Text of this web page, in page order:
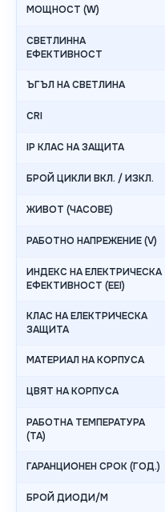
МОЩНОСТ (W)
СВЕТЛИННА
ЕФЕКТИВНОСТ
ЪГЪЛ НА СВЕТЛИНА
CRI
IP КЛАС НА ЗАЩИТА
БРОЙ ЦИКЛИ ВКЛ. / ИЗКЛ.
ЖИВОТ (ЧАСОВЕ)
РАБОТНО НАПРЕЖЕНИЕ (V)
ИНДЕКС НА ЕЛЕКТРИЧЕСКА
ЕФЕКТИВНОСТ (EEI)
КЛАС НА ЕЛЕКТРИЧЕСКА
ЗАЩИТА
МАТЕРИАЛ НА КОРПУСА
ЦВЯТ НА КОРПУСА
РАБОТНА ТЕМПЕРАТУРА
(TA)
ГАРАНЦИОНЕН СРОК (ГОД.)
БРОЙ ДИОДИ/М